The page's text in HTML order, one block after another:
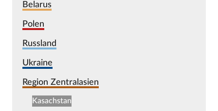
Belarus
Polen
Russland
Ukraine
Region Zentralasien
Kasachstan